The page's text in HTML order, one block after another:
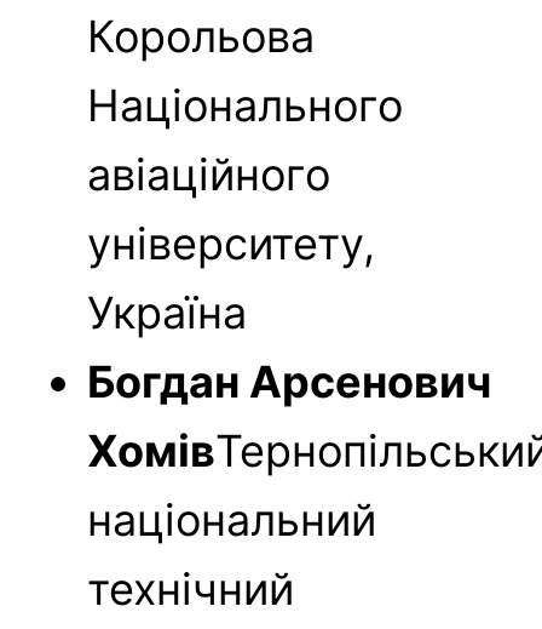
Корольова
Національного
авіаційного
університету,
Україна
Богдан Арсенович
Хомів
національний
технічний